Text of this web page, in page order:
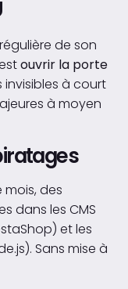
de son
ouvrir la porte
invisibles à court
à moyen
mois, des
dans les CMS
et les
Sans mise à